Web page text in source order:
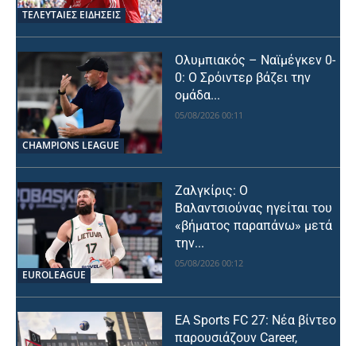
ΤΕΛΕΥΤΑΙΕΣ ΕΙΔΗΣΕΙΣ
CHAMPIONS LEAGUE
Ολυμπιακός – Ναϊμέγκεν 0-
0: Ο Σρόιντερ βάζει την
ομάδα...
05/08/2026 00:11
EUROLEAGUE
Ζαλγκίρις: Ο
Βαλαντσιούνας ηγείται του
«βήματος παραπάνω» μετά
την...
05/08/2026 00:12
EA Sports FC 27: Νέα βίντεο
παρουσιάζουν Career,